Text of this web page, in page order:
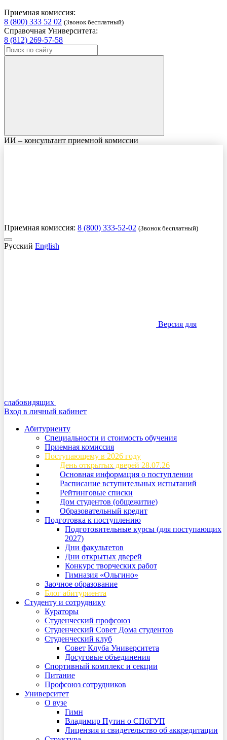
Приемная комиссия:
8 (800) 333 52 02 (Звонок бесплатный)
Справочная Университета:
8 (812) 269-57-58
ИИ – консультант приемной комиссии
Приемная комиссия: 8 (800) 333-52-02 (Звонок бесплатный)
Русский English
Версия для
слабовидящих
Вход в личный кабинет
Абитуриенту
Специальности и стоимость обучения
Приемная комиссия
Поступающему в 2026 году
День открытых дверей 28.07.26
Основная информация о поступлении
Расписание вступительных испытаний
Рейтинговые списки
Дом студентов (общежитие)
Образовательный кредит
Подготовка к поступлению
Подготовительные курсы (для поступающих
2027)
Дни факультетов
Дни открытых дверей
Конкурс творческих работ
Гимназия «Ольгино»
Заочное образование
Блог абитуриента
Студенту и сотруднику
Кураторы
Студенческий профсоюз
Студенческий Совет Дома студентов
Студенческий клуб
Совет Клуба Университета
Досуговые объединения
Спортивный комплекс и секции
Питание
Профсоюз сотрудников
Университет
О вузе
Гимн
Владимир Путин о СПбГУП
Лицензия и свидетельство об аккредитации